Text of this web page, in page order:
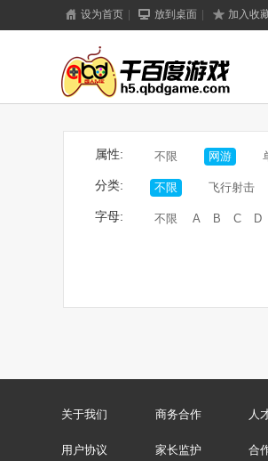
设为首页 放到桌面 加入收
属性: 不限 网游
分类: 不限 飞行射击
字母: 不限 A B C D
关于我们 商务合作 人
用户协议 家长监护 合